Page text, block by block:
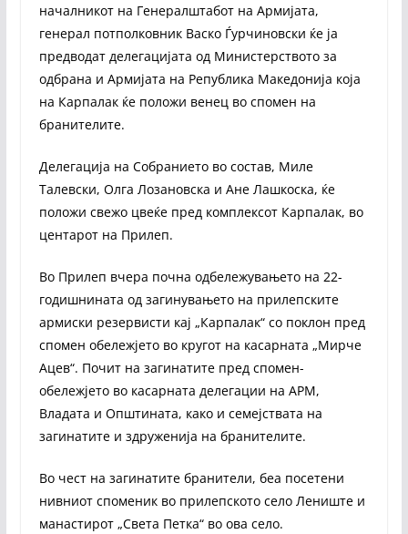
началникот на Генералштабот на Армијата,
генерал потполковник Васко Ѓурчиновски ќе ја
предводат делегацијата од Министерството за
одбрана и Армијата на Република Македонија која
на Карпалак ќе положи венец во спомен на
бранителите.
Делегација на Собранието во состав, Миле
Талевски, Олга Лозановска и Ане Лашкоска, ќе
положи свежо цвеќе пред комплексот Карпалак, во
центарот на Прилеп.
Во Прилеп вчера почна одбележувањето на 22-
годишнината од загинувањето на прилепските
армиски резервисти кај „Карпалак“ со поклон пред
спомен обележјето во кругот на касарната „Мирче
Ацев“. Почит на загинатите пред спомен-
обележјето во касарната делегации на АРМ,
Владата и Општината, како и семејствата на
загинатите и здруженија на бранителите.
Во чест на загинатите бранители, беа посетени
нивниот споменик во прилепското село Лениште и
манастирот „Света Петка“ во ова село.